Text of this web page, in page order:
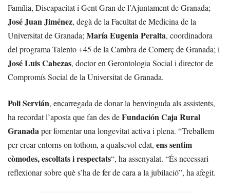
Família, Discapacitat i Gent Gran de l’Ajuntament de Granada;
José Juan Jiménez, degà de la Facultat de Medicina de la
Universitat de Granada; María Eugenia Peralta, coordinadora
del programa Talento +45 de la Cambra de Comerç de Granada; i
José Luis Cabezas, doctor en Gerontologia Social i director de
Compromís Social de la Universitat de Granada.
Poli Servián, encarregada de donar la benvinguda als assistents,
ha recordat l’aposta que fan des deFundación Caja Rural
Granadaper fomentar una longevitat activa i plena. “Treballem
per crear entorns on tothom, a qualsevol edat, ens sentim
còmodes, escoltats i respectats“, ha assenyalat. “És necessari
reflexionar sobre què s’ha de fer de cara a la jubilació”, ha afegit.